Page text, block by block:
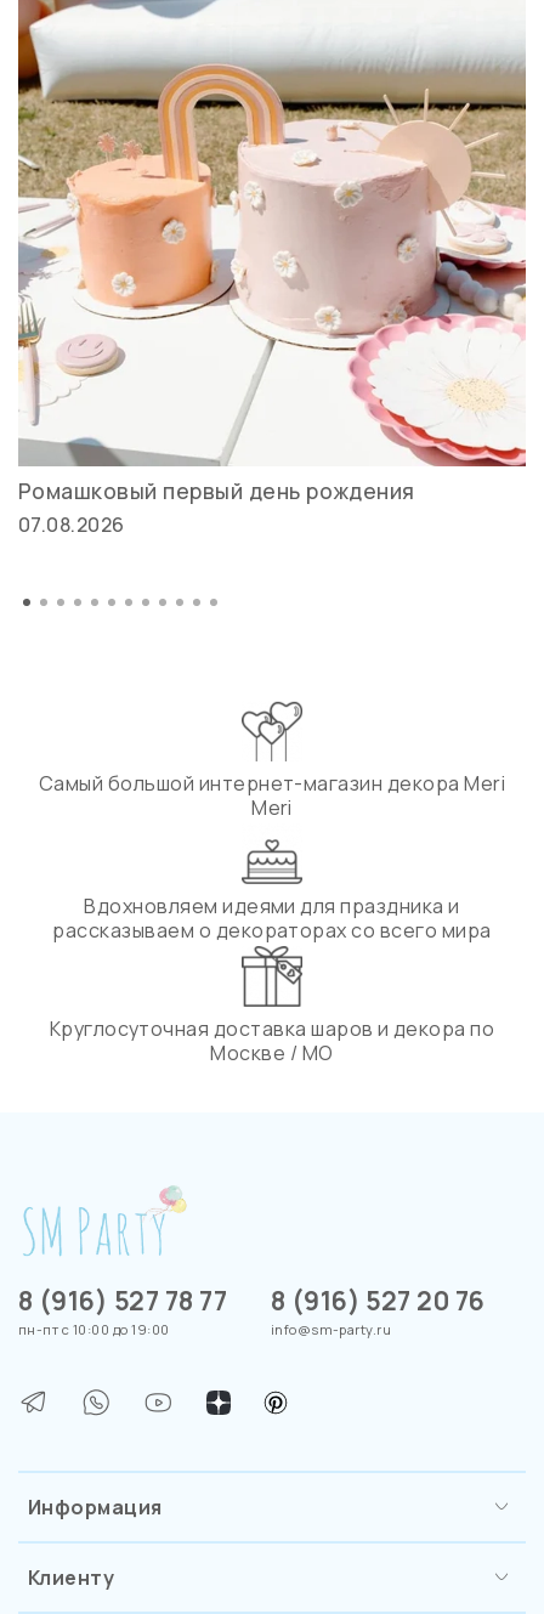
Ромашковый первый день рождения
07.08.2026
Самый большой интернет-магазин декора Meri
Meri
Вдохновляем идеями для праздника и
рассказываем о декораторах со всего мира
Круглосуточная доставка шаров и декора по
Москве / МО
Информация
Клиенту
8 (916) 527 78 77
пн-пт с 10:00 до 19:00
8 (916) 527 20 76
info@sm-party.ru